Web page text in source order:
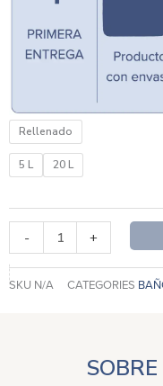
Rellenado
5 L 20 L
-
Desinfectante
Antiviral
para
cítricos
1
cantidad
+
SKU N/A CATEGORIES